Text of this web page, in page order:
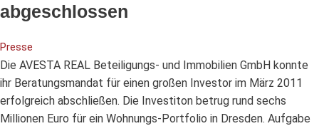
abgeschlossen
Presse
Die AVESTA REAL Beteiligungs- und Immobilien GmbH konnte
ihr Beratungsmandat für einen großen Investor im März 2011
erfolgreich abschließen. Die Investiton betrug rund sechs
Millionen Euro für ein Wohnungs-Portfolio in Dresden. Aufgabe